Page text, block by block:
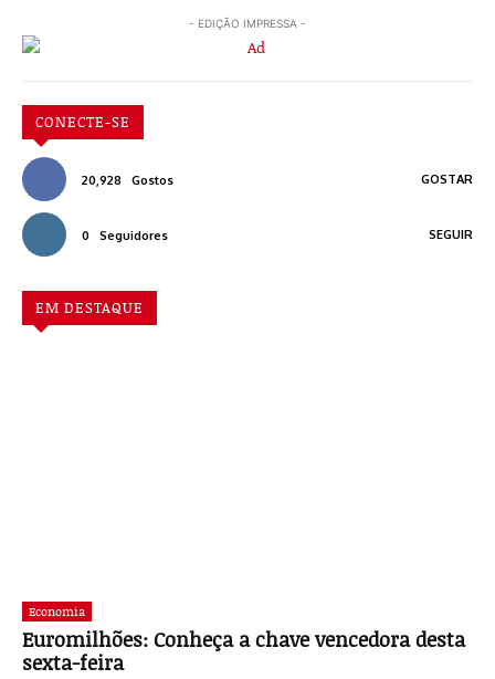
- EDIÇÃO IMPRESSA -
CONECTE-SE
20,928 Gostos GOSTAR
0 Seguidores SEGUIR
EM DESTAQUE
Economia
Euromilhões: Conheça a chave vencedora desta
sexta-feira